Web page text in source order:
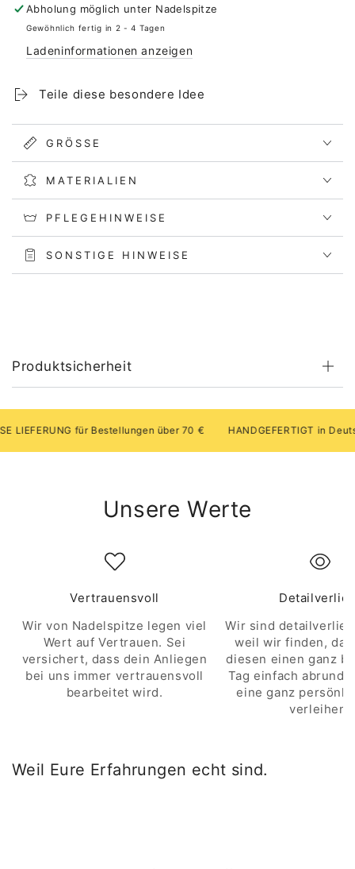
-
Blätterkranz
-
Blätterkranz
Abholung möglich unter Nadelspitze
Gewöhnlich fertig in 2 - 4 Tagen
Ladeninformationen anzeigen
Teile diese besondere Idee
GRÖSSE
MATERIALIEN
PFLEGEHINWEISE
SONSTIGE HINWEISE
Produktsicherheit
für Bestellungen über 70 € HANDGEFERTIGT in
Unsere Werte
Vertrauensvoll
Wir von Nadelspitze legen viel
Wert auf Vertrauen. Sei
versichert, dass dein Anliegen
bei uns immer vertrauensvoll
bearbeitet wird.
Wir sind
weil wir finden,
diesen einen ganz
Tag einfach
eine ganz
verleihen.
Weil Eure Erfahrungen echt sind.